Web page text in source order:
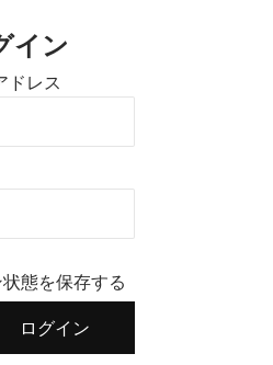
イン
ドレス
状態を保存する